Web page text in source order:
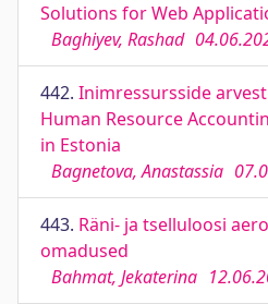
Solutions for Web
Baghiyev, Rashad
442. Inimressursside
Human Resource
in Estonia
Bagnetova, Anastassia
443. Räni- ja tselluloosi
omadused
Bahmat, Jekaterina